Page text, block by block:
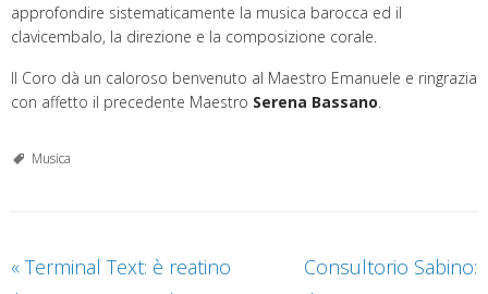
approfondire sistematicamente la musica barocca ed il
clavicembalo, la direzione e la composizione corale.
Il Coro dà un caloroso benvenuto al Maestro Emanuele e ringrazia
con affetto il precedente Maestro Serena Bassano.
Musica
« Terminal Text: è reatino
Consultorio Sabino: